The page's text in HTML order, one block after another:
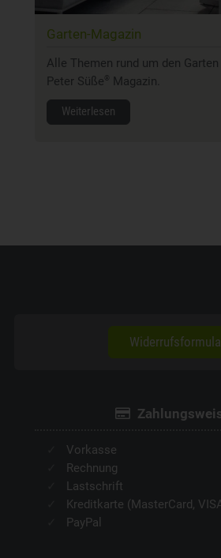
Garten-Magazin
Alle Themen rund um den
Peter Süße ® Magazin.
Weiterlesen
Vorkasse
Rechnung
Lastschrift
Kreditkarte (MasterCard,
PayPal